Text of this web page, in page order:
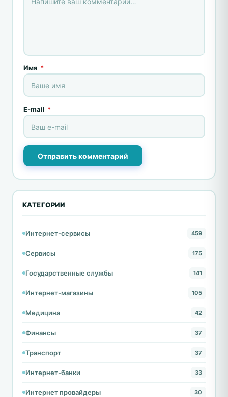
Имя *
E-mail *
Отправить комментарий
КАТЕГОРИИ
Интернет-сервисы 459
Сервисы 175
Государственные службы 141
Интернет-магазины 105
Медицина 42
Финансы 37
Транспорт 37
Интернет-банки 33
Интернет провайдеры 30